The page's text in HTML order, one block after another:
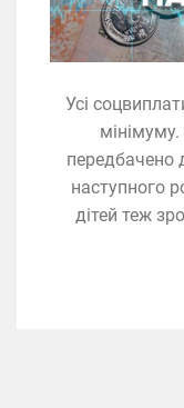
Усі
передбачено
наступного
дітей теж